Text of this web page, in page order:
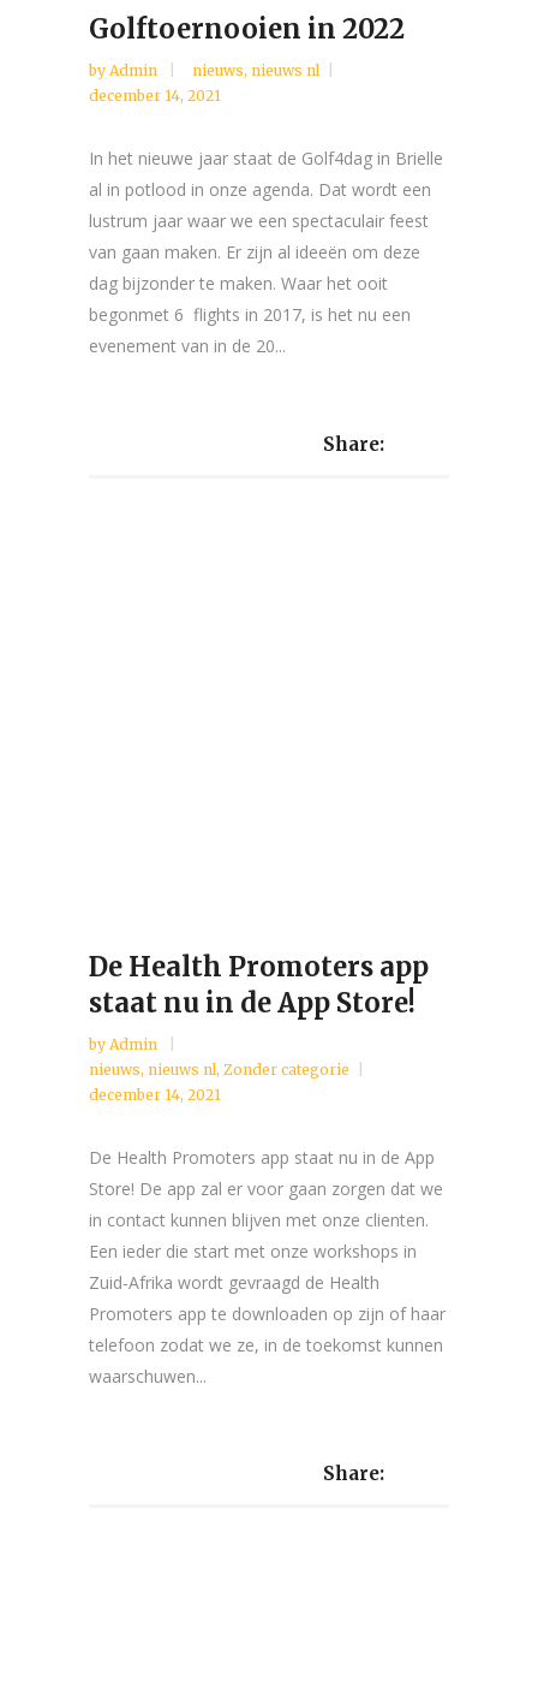
Golftoernooien in 2022
by Admin nieuws, nieuws nl
december 14, 2021
In het nieuwe jaar staat de Golf4dag in Brielle
al in potlood in onze agenda. Dat wordt een
lustrum jaar waar we een spectaculair feest
van gaan maken. Er zijn al ideeën om deze
dag bijzonder te maken. Waar het ooit
begonmet 6 flights in 2017, is het nu een
evenement van in de 20...
Share:
De Health Promoters app
staat nu in de App Store!
by Admin
nieuws, nieuws nl, Zonder categorie
december 14, 2021
De Health Promoters app staat nu in de App
Store! De app zal er voor gaan zorgen dat we
in contact kunnen blijven met onze clienten.
Een ieder die start met onze workshops in
Zuid-Afrika wordt gevraagd de Health
Promoters app te downloaden op zijn of haar
telefoon zodat we ze, in de toekomst kunnen
waarschuwen...
Share: